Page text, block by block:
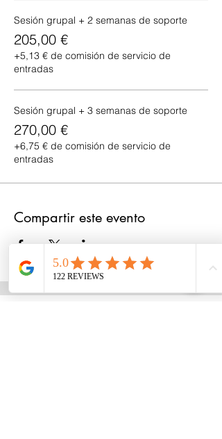
Sesión grupal + 2 semanas de soporte
205,00 €
+5,13 € de comisión de servicio de
entradas
Sesión grupal + 3 semanas de soporte
270,00 €
+6,75 € de comisión de servicio de
entradas
Compartir este evento